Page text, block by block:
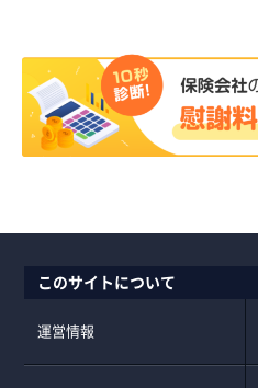
このサイトについて
運営情報